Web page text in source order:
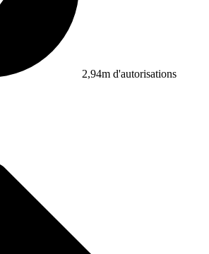
2,94m d'autorisations